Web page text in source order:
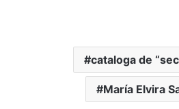
cataloga de
María Elvira